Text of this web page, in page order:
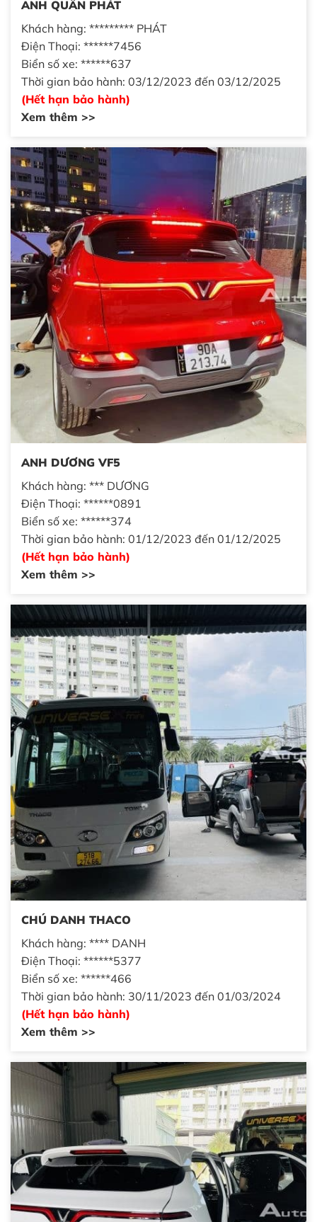
ANH QUÂN PHÁT
Khách hàng: ********* PHÁT
Điện Thoại: ******7456
Biển số xe: ******637
Thời gian bảo hành: 03/12/2023 đến 03/12/2025
(Hết hạn bảo hành)
Xem thêm >>
ANH DƯƠNG VF5
Khách hàng: *** DƯƠNG
Điện Thoại: ******0891
Biển số xe: ******374
Thời gian bảo hành: 01/12/2023 đến 01/12/2025
(Hết hạn bảo hành)
Xem thêm >>
CHÚ DANH THACO
Khách hàng: **** DANH
Điện Thoại: ******5377
Biển số xe: ******466
Thời gian bảo hành: 30/11/2023 đến 01/03/2024
(Hết hạn bảo hành)
Xem thêm >>